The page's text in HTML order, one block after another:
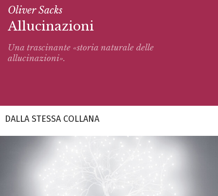
Oliver Sacks
Allucinazioni
Una trascinante «storia naturale delle
allucinazioni».
DALLA STESSA COLLANA